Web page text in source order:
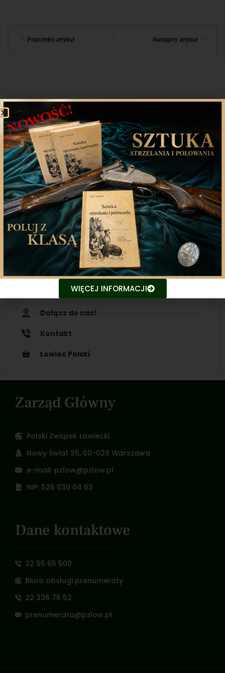
Poprzedni artykuł Następny artykuł
Aplikacja mobilna
Nasza aplikacja to doskonały towarzysz każdego
miłośnika łowiectwa, który pragnie pozostać na
bieżąco z najnowszymi treściami związanych stron.
Śledź aktualne wydarzenia
Udostępniaj treści znajomym
Nasze inicjatywy
Ubezpieczenia
Ogłoszenia
Dołącz do nas!
Kontakt
Łowiec Polski
Zarząd Główny
Polski Związek Łowiecki
Nowy Świat 35, 00-029 Warszawa
e-mail: pzlow@pzlow.pl
NIP: 526 030 04 63
Dane kontaktowe
22 55 65 500
Biuro obsługi prenumeraty
22 336 75 52
prenumerata@pzlow.pl
WIĘCEJ INFORMACJI